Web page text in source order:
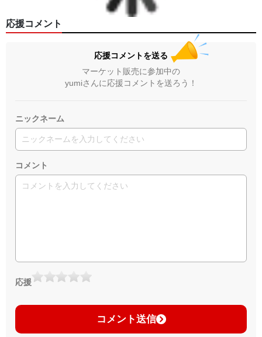
応援コメント
応援コメントを送る
マーケット販売に参加中の
yumiさんに応援コメントを送ろう！
ニックネーム
コメント
応援
コメント送信